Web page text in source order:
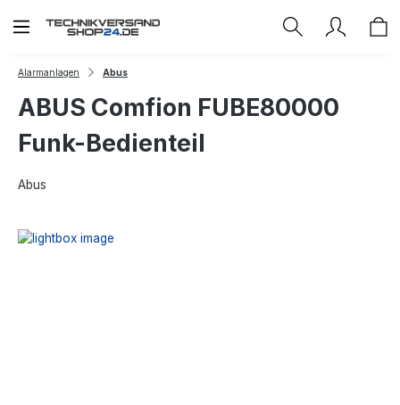
Zum Hauptinhalt springen
Alarmanlagen Abus
ABUS Comfion FUBE80000
Funk-Bedienteil
Abus